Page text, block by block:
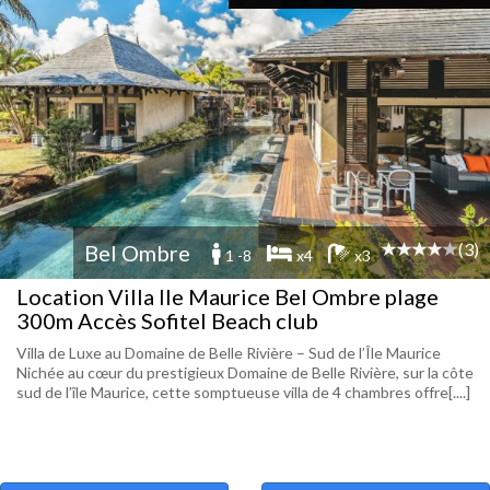
Bel Ombre 1 -8 x4 x3 (3)
Location Villa Ile Maurice Bel Ombre plage
300m Accès Sofitel Beach club
Villa de Luxe au Domaine de Belle Rivière – Sud de l’Île Maurice
Nichée au cœur du prestigieux Domaine de Belle Rivière, sur la côte
sud de l’île Maurice, cette somptueuse villa de 4 chambres offre[....]